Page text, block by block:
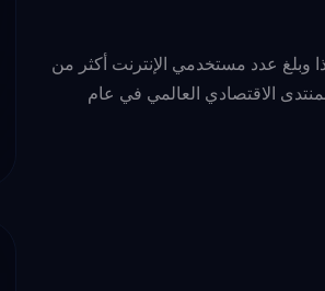
بيانات حتى اليوم. هذا وبلغ عدد مستخدمي الإنترنت أكثر من
الإلكتروني للمنتدى الاقتصادي العالمي في عام